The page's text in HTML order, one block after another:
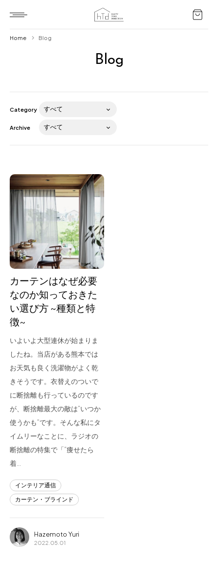
Blog
About us
for Business
Recruit
Contact
フラッグシップストア
熊本店
Arv
Blog
Home Blog
Category
Archive
カーテンはなぜ必要
なのか知っておきた
い選び方 ~種類と特
徴~
いよいよ大型連休が始まりま
したね。当店がある熊本では
お天気も良く洗濯物がよく乾
きそうです。衣替えのついで
に断捨離も行っているのです
が、断捨離最大の敵は”いつか
使うかも”です。そんな私にタ
イムリーなことに、ラジオの
断捨離の特集で「”痩せたら
着…
インテリア通信
カーテン・ブラインド
Hazemoto Yuri
2022.05.01